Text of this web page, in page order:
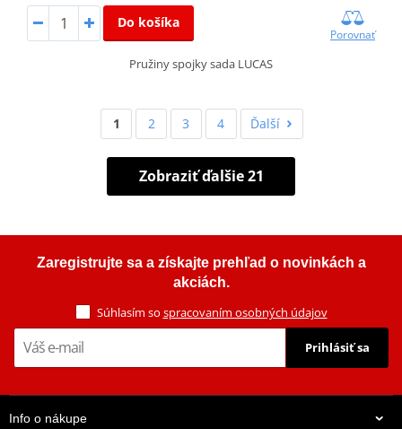
Do košíka
Porovnať
Pružiny spojky sada LUCAS
1 2 3 4 Ďalší
Zobraziť ďalšie 21
Zaregistrujte sa a získajte prehľad o novinkách a
akciách.
Súhlasím so spracovaním osobných údajov
Prihlásiť sa
Info o nákupe